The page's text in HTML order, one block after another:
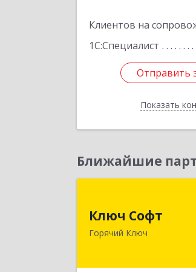
Клиентов на
1С:Специалист
Отправить
Показать
Отправить
Назад
Ближайшие
Ключ Софт
Горячий Ключ
353287,
Ключ г,